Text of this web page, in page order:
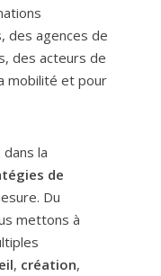
des agences de
des acteurs de
mobilité et pour
la
de
Du
mettons à
, création,